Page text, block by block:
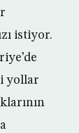
istiyor.
yollar